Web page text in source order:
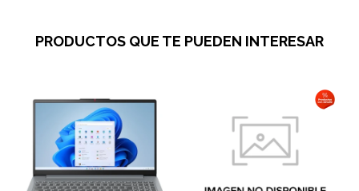
PRODUCTOS QUE TE PUEDEN INTERESAR